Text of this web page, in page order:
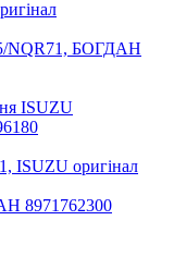
NQR71, БОГДАН
ISUZU
ISUZU оригінал
8971762300